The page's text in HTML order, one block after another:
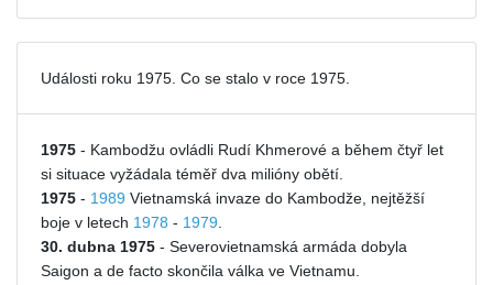
Události roku 1975. Co se stalo v roce 1975.
1975 - Kambodžu ovládli Rudí Khmerové a během čtyř let
si situace vyžádala téměř dva milióny obětí.
1975 - 1989 Vietnamská invaze do Kambodže, nejtěžší
boje v letech 1978 - 1979
30. dubna 1975 - Severovietnamská armáda dobyla
Saigon a de facto skončila válka ve Vietnamu.